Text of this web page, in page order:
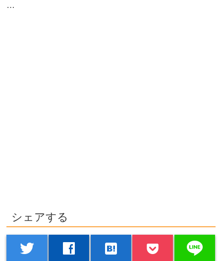
…
シェアする
twitter facebook hatenabookmark line